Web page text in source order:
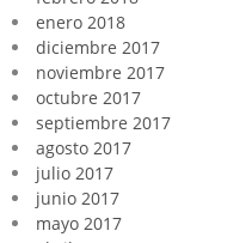
enero 2018
diciembre 2017
noviembre 2017
octubre 2017
septiembre 2017
agosto 2017
julio 2017
junio 2017
mayo 2017